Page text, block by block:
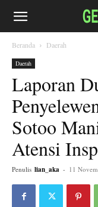
Beranda Daerah
Daerah
Laporan
Sotoo
Atensi
Penulis lian_aka - 11